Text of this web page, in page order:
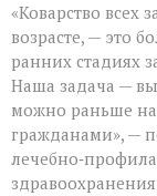
«Коварство всех
возрасте, — это
ранних стадиях
Наша задача —
можно раньше
гражданами», —